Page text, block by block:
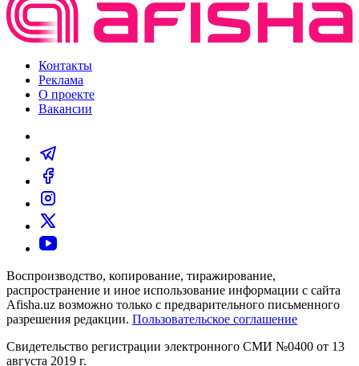
Контакты
Реклама
О проекте
Вакансии
Воспроизводство, копирование, тиражирование,
распространение и иное использование информации с сайта
Afisha.uz возможно только с предварительного письменного
разрешения редакции. Пользовательское соглашение
Свидетельство регистрации электронного СМИ №0400 от 13
августа 2019 г.